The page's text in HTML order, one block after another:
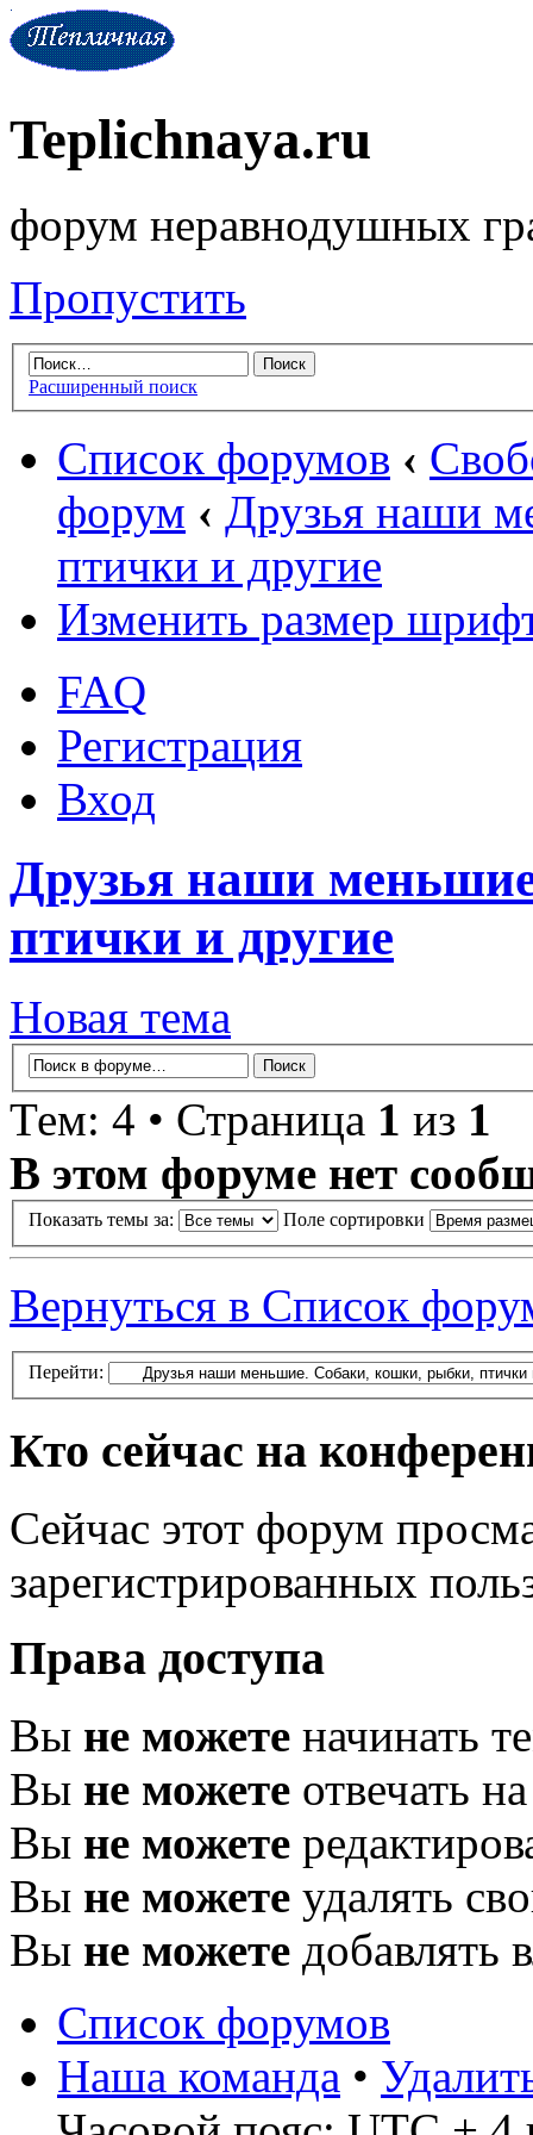
Teplichnaya.ru
форум неравнодушных
Пропустить
Расширенный поиск
Список форумов ‹
форум ‹ Друзья наши
птички и другие
Изменить размер
FAQ
Регистрация
Вход
Друзья наши
птички и другие
Новая тема
Тем: 4 • Страница 1 из 1
В этом форуме нет
Показать темы за: Поле сортировки
Вернуться в Список
Перейти:
Кто сейчас на
Сейчас этот форум
зарегистрированных
Права доступа
Вы не можете начинать
Вы не можете отвечать
Вы не можете
Вы не можете удалять
Вы не можете добавлять
Список форумов
Наша команда •